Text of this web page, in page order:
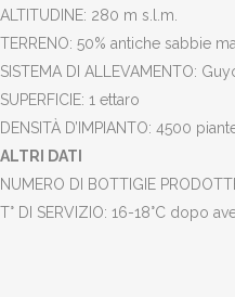
ALTITUDINE: 280 m s.l.m.
TERRENO: 50% antiche sabbie
SISTEMA DI ALLEVAMENTO:
SUPERFICIE: 1 ettaro
DENSITÀ D’IMPIANTO: 4500
ALTRI DATI
NUMERO DI BOTTIGIE
T° DI SERVIZIO: 16-18°C dopo